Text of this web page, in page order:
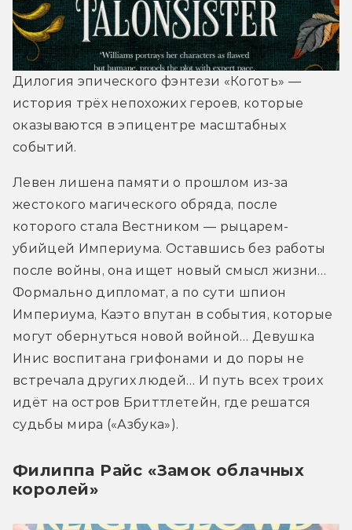
Дилогия эпического фэнтези «Коготь» ―
история трёх непохожих героев, которые
оказываются в эпицентре масштабных
событий.
Левен лишена памяти о прошлом из-за
жестокого магического обряда, после
которого стала Вестником ― рыцарем-
убийцей Империума. Оставшись без работы
после войны, она ищет новый смысл жизни…
Формально дипломат, а по сути шпион
Империума, Каэто впутан в события, которые
могут обернуться новой войной… Девушка
Инис воспитана грифонами и до поры не
встречала других людей… И путь всех троих
идёт на остров Бриттлетейн, где решатся
судьбы мира («Азбука»).
Филиппа Райс «Замок облачных
королей»